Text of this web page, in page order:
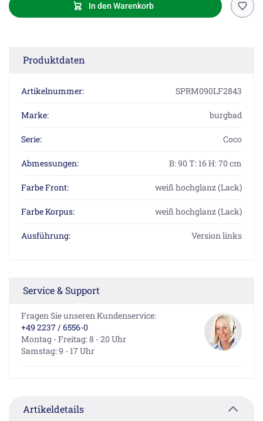
In den Warenkorb
Produktdaten
Artikelnummer: SPRM090LF2843
Marke: burgbad
Serie: Coco
Abmessungen: B: 90 T: 16 H: 70 cm
Farbe Front: weiß hochglanz (Lack)
Farbe Korpus: weiß hochglanz (Lack)
Ausführung: Version links
Service & Support
Fragen Sie unseren Kundenservice:
+49 2237 / 6556-0
Montag - Freitag: 8 - 20 Uhr
Samstag: 9 - 17 Uhr
Artikeldetails